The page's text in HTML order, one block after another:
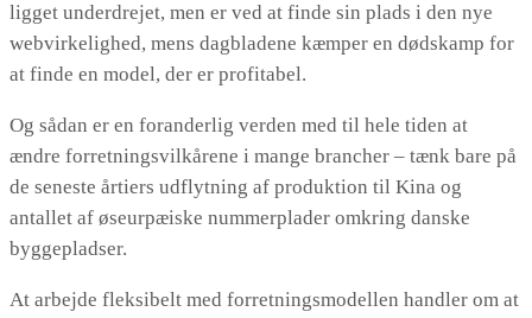
ligget underdrejet, men er ved at finde sin plads i den nye
webvirkelighed, mens dagbladene kæmper en dødskamp for
at finde en model, der er profitabel.
Og sådan er en foranderlig verden med til hele tiden at
ændre forretningsvilkårene i mange brancher – tænk bare på
de seneste årtiers udflytning af produktion til Kina og
antallet af øseurpæiske nummerplader omkring danske
byggepladser.
At arbejde fleksibelt med forretningsmodellen handler om at